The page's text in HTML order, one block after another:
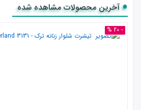
آخرین محصولات مشاهده شده
- 20 %